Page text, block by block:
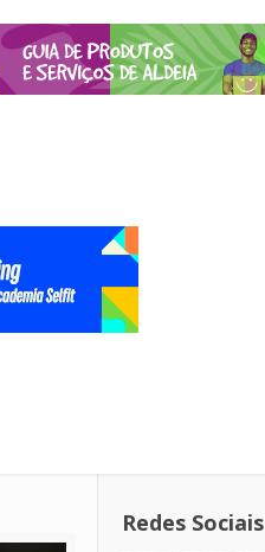
Redes Sociais